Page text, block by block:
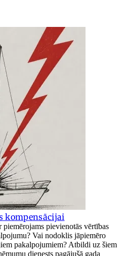
kompensācijai
pievienotās vērtības
Vai nodoklis jāpiemēro
pakalpojumiem? Atbildi uz šiem
dienests pagājušā gada